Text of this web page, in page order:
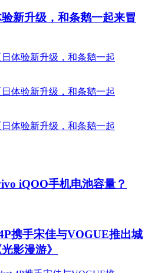
新升级，和条鹅一起来冒
iQOO手机电池容量？
携手宋佳与VOGUE推出城
影漫游》